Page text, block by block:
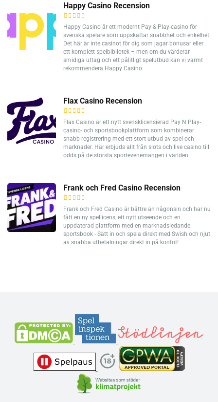
Happy Casino Recension
Happy Casino är ett modernt Pay & Play-casino för
svenska spelare som uppskattar snabbhet och enkelhet.
Det här är inte casinot för dig som jagar bonusar eller
ett komplett spelbibliotek – men om du värderar
smidiga uttag och ett pålitligt spelutbud kan vi varmt
rekommendera Happy Casino.
Flax Casino Recension
Flax Casino är ett nytt svensklicensierad Pay N Play-
casino- och sportsbookplattform som kombinerar
snabb registrering med ett stort utbud av spel och
marknader. Här erbjuds allt från slots och live casino till
odds på de största sportevenemangen i världen.
Frank och Fred Casino Recension
Frank och Fred Casino är bättre än någonsin och har nu
fått en ny spellicens, ett nytt utseende och en
uppdaterad plattform med en marknadsledande
sportsbook - Sätt in och spela direkt med Swish och njut
av snabba utbetalningar direkt in på kontot!